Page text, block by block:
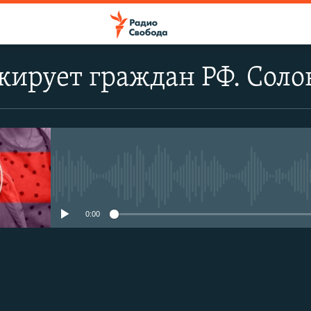
граждан РФ.
0:00